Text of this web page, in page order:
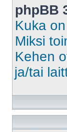
phpBB
Kuka
Miksi
Kehen
ja/tai